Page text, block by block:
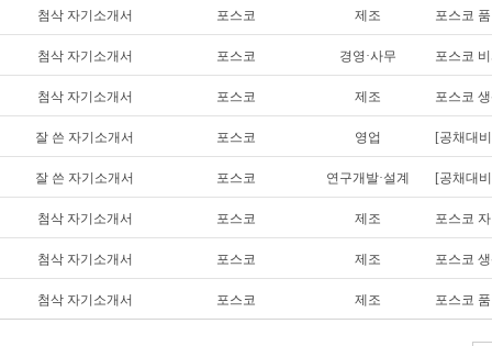
첨삭 자기소개서 포스코 제조 포스코
첨삭 자기소개서 포스코 경영·사무 포스코
첨삭 자기소개서 포스코 제조 포스코
잘 쓴 자기소개서 포스코 영업 [공채대
잘 쓴 자기소개서 포스코 연구개발·설계 [공채대
첨삭 자기소개서 포스코 제조 포스코
첨삭 자기소개서 포스코 제조 포스코
첨삭 자기소개서 포스코 제조 포스코